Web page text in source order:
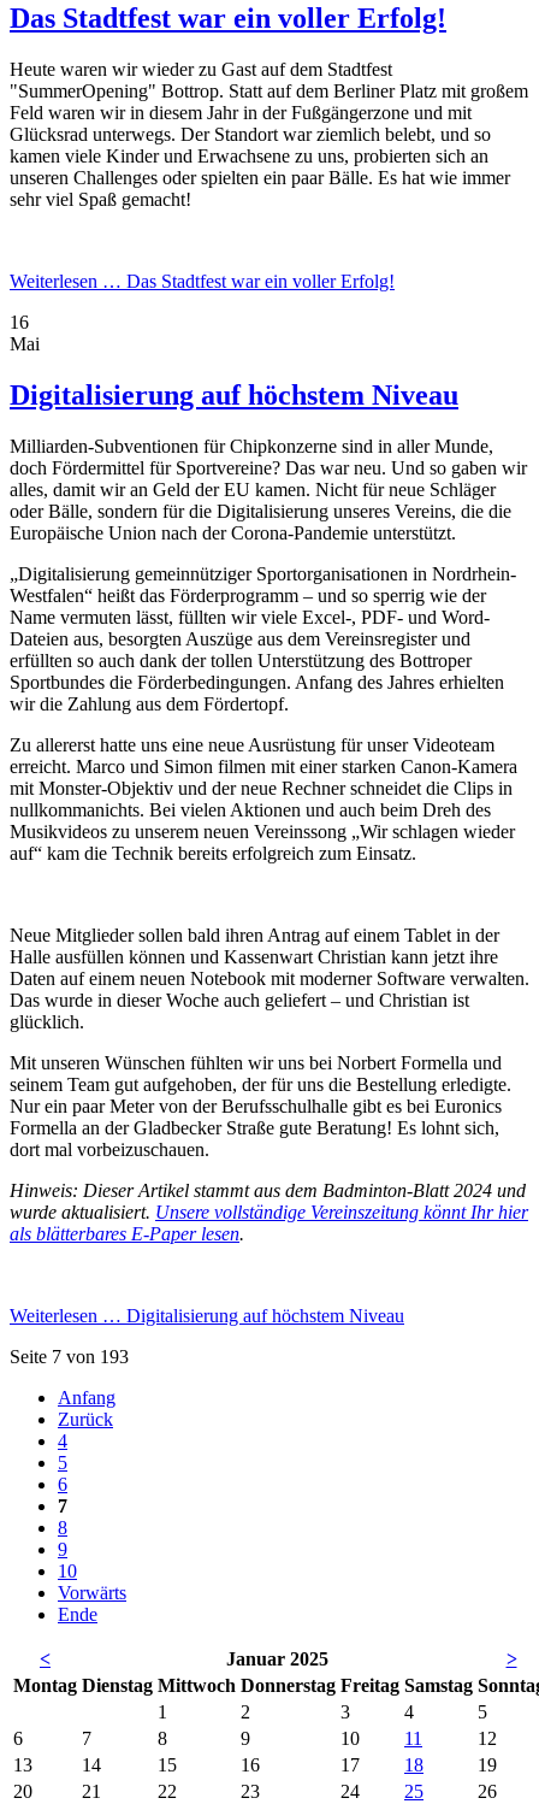
Das Stadtfest war ein voller Erfolg!
Heute waren wir wieder zu Gast auf dem Stadtfest
"SummerOpening" Bottrop. Statt auf dem Berliner Platz mit großem
Feld waren wir in diesem Jahr in der Fußgängerzone und mit
Glücksrad unterwegs. Der Standort war ziemlich belebt, und so
kamen viele Kinder und Erwachsene zu uns, probierten sich an
unseren Challenges oder spielten ein paar Bälle. Es hat wie immer
sehr viel Spaß gemacht!
Weiterlesen … Das Stadtfest war ein voller Erfolg!
16
Mai
Digitalisierung auf höchstem Niveau
Milliarden-Subventionen für Chipkonzerne sind in aller Munde,
doch Fördermittel für Sportvereine? Das war neu. Und so gaben wir
alles, damit wir an Geld der EU kamen. Nicht für neue Schläger
oder Bälle, sondern für die Digitalisierung unseres Vereins, die die
Europäische Union nach der Corona-Pandemie unterstützt.
„Digitalisierung gemeinnütziger Sportorganisationen in Nordrhein-
Westfalen“ heißt das Förderprogramm – und so sperrig wie der
Name vermuten lässt, füllten wir viele Excel-, PDF- und Word-
Dateien aus, besorgten Auszüge aus dem Vereinsregister und
erfüllten so auch dank der tollen Unterstützung des Bottroper
Sportbundes die Förderbedingungen. Anfang des Jahres erhielten
wir die Zahlung aus dem Fördertopf.
Zu allererst hatte uns eine neue Ausrüstung für unser Videoteam
erreicht. Marco und Simon filmen mit einer starken Canon-Kamera
mit Monster-Objektiv und der neue Rechner schneidet die Clips in
nullkommanichts. Bei vielen Aktionen und auch beim Dreh des
Musikvideos zu unserem neuen Vereinssong „Wir schlagen wieder
auf“ kam die Technik bereits erfolgreich zum Einsatz.
Neue Mitglieder sollen bald ihren Antrag auf einem Tablet in der
Halle ausfüllen können und Kassenwart Christian kann jetzt ihre
Daten auf einem neuen Notebook mit moderner Software verwalten.
Das wurde in dieser Woche auch geliefert – und Christian ist
glücklich.
Mit unseren Wünschen fühlten wir uns bei Norbert Formella und
seinem Team gut aufgehoben, der für uns die Bestellung erledigte.
Nur ein paar Meter von der Berufsschulhalle gibt es bei Euronics
Formella an der Gladbecker Straße gute Beratung! Es lohnt sich,
dort mal vorbeizuschauen.
Hinweis: Dieser Artikel stammt aus dem Badminton-Blatt 2024 und
wurde aktualisiert. Unsere vollständige Vereinszeitung könnt Ihr hier
als blätterbares E-Paper lesen.
Weiterlesen … Digitalisierung auf höchstem Niveau
Seite 7 von 193
Anfang
Zurück
4
5
6
7
8
9
10
Vorwärts
Ende
< Januar 2025
>
Montag Dienstag Mittwoch Donnerstag Freitag Samstag So
1
2 3 4
5
6
7 8 9 10 11
12
13
14 15 16 17 18
19
20
21 22 23 24 25 26